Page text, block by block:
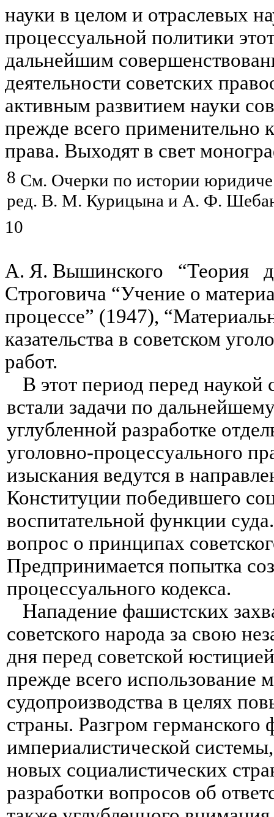
науки в целом и отраслевых
процессуальной политики
дальнейшим
деятельности советских
активным развитием науки
прежде всего применительно
права. Выходят в свет
8 См. Очерки по истории
ред. В. М. Курицына и А. Ф.
10
А. Я. Вышинского “Теория
Строговича “Учение о
процессе” (1947),
казательства в советском
работ.
В этот период перед наукой
встали задачи по
углубленной разработке
уголовно-процессуального
изыскания ведутся в
Конституции победившего
воспитательной функции
вопрос о принципах
Предпринимается попытка
процессуального кодекса.
Нападение фашистских
советского народа за свою
дня перед советской
прежде всего использование
судопроизводства в целях
страны. Разгром
империалистической
новых социалистических
разработки вопросов об